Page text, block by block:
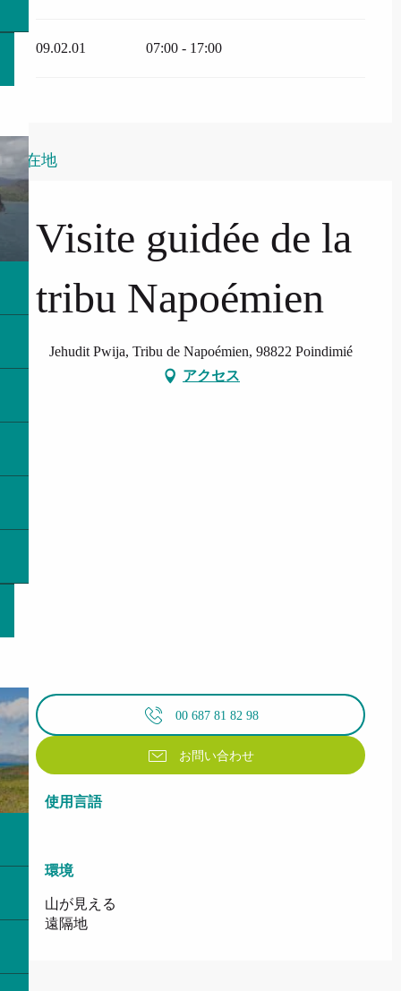
09.02.01 07:00 - 17:00
所在地
Visite guidée de la
tribu Napoémien
Jehudit Pwija, Tribu de Napoémien, 98822 Poindimié
アクセス
00 687 81 82 98
お問い合わせ
使用言語
使用言語
環境
環境
山が見える
遠隔地